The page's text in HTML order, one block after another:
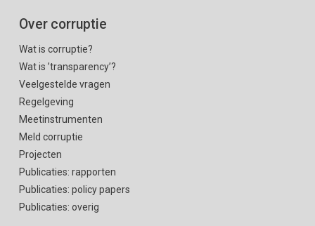
Over corruptie
Wat is corruptie?
Wat is ’transparency’?
Veelgestelde vragen
Regelgeving
Meetinstrumenten
Meld corruptie
Projecten
Publicaties: rapporten
Publicaties: policy papers
Publicaties: overig